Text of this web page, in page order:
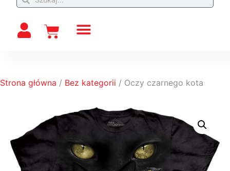
Strona główna / Bez kategorii / Oczy czarnego kota